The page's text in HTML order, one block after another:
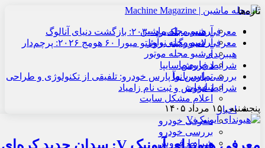
آرشیو مجله ماشین
آرشیو مجله نوآور
آرشیو مجله موتور
درباره ما
تماس با ما
تبلیغات
اعلام مشکل سایت
اخبار
معرفی خودرو
بررسی خودرو
شرایط فروش
تازه‌ها
معرفی هنسی بلک‌برد ۲۰۳۰: بازگشت دنیای آنالوگ
معرفی لامبورگینی روئلتو میورا ۶۰ هومج ۲۰۲۶: پرچم‌دار
هیبریدی
شرایط فروش سایپا
بررسی پارس نوآ پارس خودرو: تلفیقی از تکنولوژی و طراحی
شرایط فروش و ثبت نام زامیاد
پنجشنبه , ۱۵ مرداد ۱۴۰۵